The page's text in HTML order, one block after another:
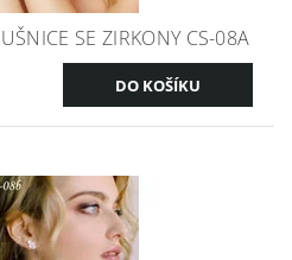
SE ZIRKONY CS-08A